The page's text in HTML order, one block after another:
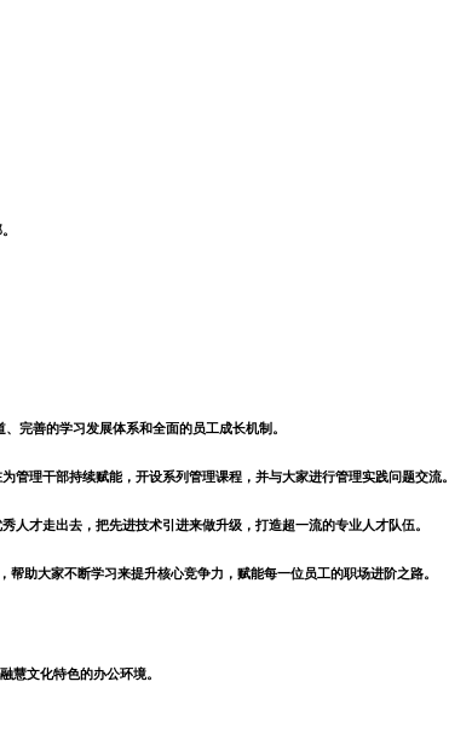
完善的学习发展体系和全面的员工成长机制。
理干部持续赋能，开设系列管理课程，并与大家进行管理实践问题交流。
才走出去，把先进技术引进来做升级，打造超一流的专业人才队伍。
助大家不断学习来提升核心竞争力，赋能每一位员工的职场进阶之路。
慧文化特色的办公环境。